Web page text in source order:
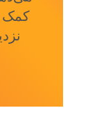
کمک